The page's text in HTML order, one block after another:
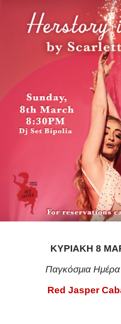
ΚΥΡΙΑΚΗ 8
Παγκόσμια Ημέρα
Red Jasper